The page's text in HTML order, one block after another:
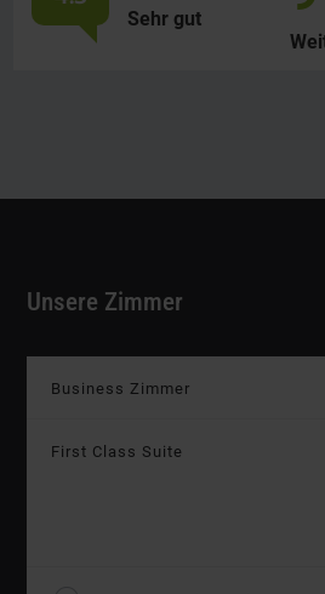
Durchschnittliche
Bewertung:
von
5
Sehr gut
Unsere Zimmer
Business Zimmer
First Class Suite